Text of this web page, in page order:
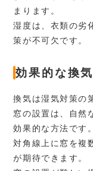
まります。
湿度は、衣類の劣
策が不可欠です。
効果的な換
換気は湿気対策の
窓の設置は、自然
効果的な方法です。
対角線上に窓を複
が期待できます。